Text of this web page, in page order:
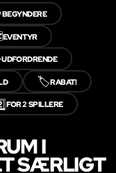
BEGYNDERE
EVENTYR
UDFORDRENDE
🏷️RABAT!
FOR 2 SPILLERE
I
SÆRLIGT